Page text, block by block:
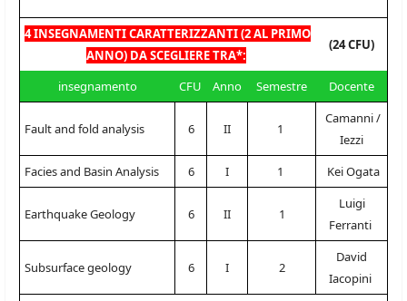
4 INSEGNAMENTI CARATTERIZZANTI (2 AL PRIMO
ANNO) DA SCEGLIERE TRA*:
(24 CFU)
insegnamento CFU Anno Semestre Docente
Fault and fold analysis 6 II 1
Camanni /
Iezzi
Facies and Basin Analysis
6 I 1 Kei Ogata
Earthquake Geology 6 II 1
Luigi
Ferranti
Subsurface geology 6 I 2
David
Iacopini